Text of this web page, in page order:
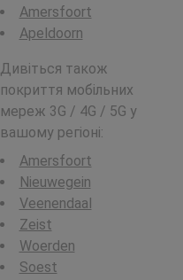
Amersfoort
Apeldoorn
Дивіться також
покриття мобільних
мереж 3G / 4G / 5G у
вашому регіоні:
Amersfoort
Nieuwegein
Veenendaal
Zeist
Woerden
Soest